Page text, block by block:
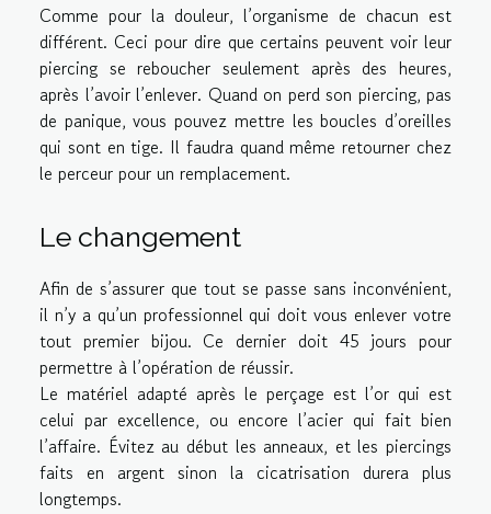
Comme pour la douleur, l’organisme de chacun est
différent. Ceci pour dire que certains peuvent voir leur
piercing se reboucher seulement après des heures,
après l’avoir l’enlever. Quand on perd son piercing, pas
de panique, vous pouvez mettre les boucles d’oreilles
qui sont en tige. Il faudra quand même retourner chez
le perceur pour un remplacement.
Le changement
Afin de s’assurer que tout se passe sans inconvénient,
il n’y a qu’un professionnel qui doit vous enlever votre
tout premier bijou. Ce dernier doit 45 jours pour
permettre à l’opération de réussir.
Le matériel adapté après le perçage est l’or qui est
celui par excellence, ou encore l’acier qui fait bien
l’affaire. Évitez au début les anneaux, et les piercings
faits en argent sinon la cicatrisation durera plus
longtemps.